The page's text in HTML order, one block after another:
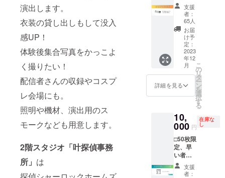
演出します。
衣装の貸し出しもして没入
感UP！
体験後集合写真をかっこよ
く撮りたい！
配信者さんの収録やコスプ
レ会場にも。
照明や機材、演出用のス
モークなども用意します。
2階スタジオ「叶探偵事務
所」 は
ル名
札！ 服
を傷め
ないマ
グネッ
ト製か
つ リッ
チなア
ルミニ
ウム製
の専用
名札で
す。 6
ん
@6gon
o2 に デ
ザイン
してい
ただき
まし
た！ め
支援
者：
65人
お届
け予
定：
2023
年12
月
詳細を見る
こ
の
リ
タ
ー
ン
を
選
択
す
る
10,
000 円
在庫な
し
□50枚限
定、早
い者勝
ちで
す。 2
支援
者：